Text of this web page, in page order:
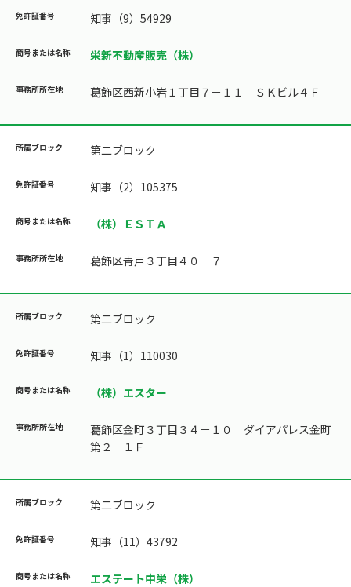
知事（9）54929
栄新不動産販売（株）
葛飾区西新小岩１丁目７－１１ ＳＫビル４Ｆ
第二ブロック
知事（2）105375
（株）ＥＳＴＡ
葛飾区青戸３丁目４０－７
第二ブロック
知事（1）110030
（株）エスター
葛飾区金町３丁目３４－１０ ダイアパレス金町
第２－１Ｆ
第二ブロック
知事（11）43792
エステート中栄（株）